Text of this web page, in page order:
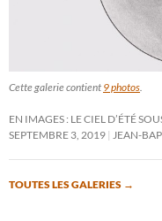
Cette galerie contient 9 photos
EN IMAGES : LE CIEL D’ÉTÉ
SEPTEMBRE 3, 2019
JEAN-
TOUTES LES GALERIES →